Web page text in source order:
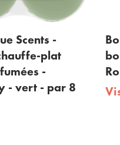
True Scents -
parfumé -
- 60ml